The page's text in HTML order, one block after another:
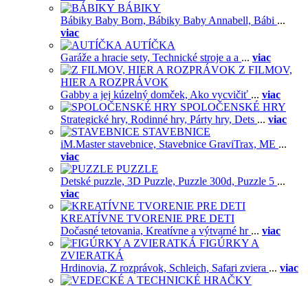
BÁBIKY
Bábiky Baby Born, Bábiky Baby Annabell, Bábi ...
viac
AUTÍČKA
Garáže a hracie sety, Technické stroje a a ... viac
Z FILMOV,
HIER A ROZPRÁVOK
Gabby a jej kúzelný domček, Ako vycvičiť ... viac
SPOLOČENSKÉ HRY
Strategické hry, Rodinné hry, Párty hry, Dets ... viac
STAVEBNICE
iM.Master stavebnice, Stavebnice GraviTrax, ME ...
viac
PUZZLE
Detské puzzle, 3D Puzzle, Puzzle 300d, Puzzle 5 ...
viac
KREATÍVNE TVORENIE PRE DETI
Dočasné tetovania, Kreatívne a výtvarné hr ... viac
FIGÚRKY A
ZVIERATKÁ
Hrdinovia, Z rozprávok, Schleich, Safari zviera ... viac